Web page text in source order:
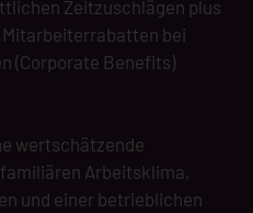
Zeitzuschlägen plus
bei
(Corporate Benefits)
wertschätzende
Arbeitsklima,
und einer betrieblichen